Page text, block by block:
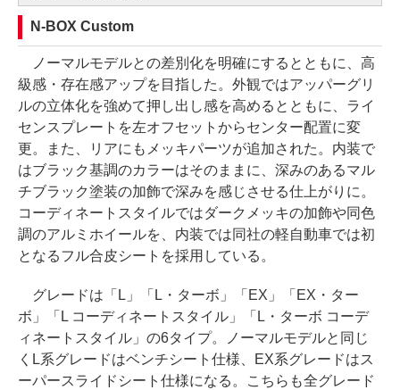
N-BOX Custom
ノーマルモデルとの差別化を明確にするとともに、高
級感・存在感アップを目指した。外観ではアッパーグリ
ルの立体化を強めて押し出し感を高めるとともに、ライ
センスプレートを左オフセットからセンター配置に変
更。また、リアにもメッキパーツが追加された。内装で
はブラック基調のカラーはそのままに、深みのあるマル
チブラック塗装の加飾で深みを感じさせる仕上がりに。
コーディネートスタイルではダークメッキの加飾や同色
調のアルミホイールを、内装では同社の軽自動車では初
となるフル合皮シートを採用している。
グレードは「L」「L・ターボ」「EX」「EX・ター
ボ」「L コーディネートスタイル」「L・ターボ コーデ
ィネートスタイル」の6タイプ。ノーマルモデルと同じ
くL系グレードはベンチシート仕様、EX系グレードはス
ーパースライドシート仕様になる。こちらも全グレード